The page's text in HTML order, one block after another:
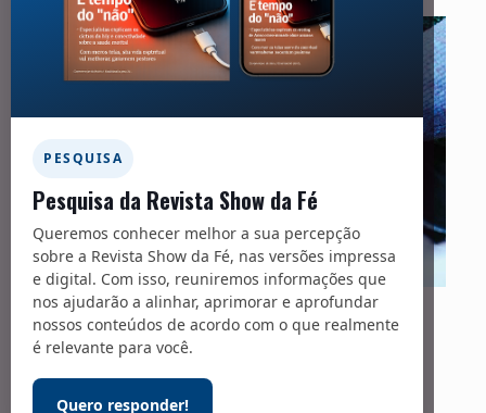
PESQUISA
Pesquisa da Revista Show da Fé
Queremos conhecer melhor a sua percepção
sobre a Revista Show da Fé, nas versões impressa
e digital. Com isso, reuniremos informações que
nos ajudarão a alinhar, aprimorar e aprofundar
nossos conteúdos de acordo com o que realmente
é relevante para você.
Quero responder!
Foto: Arte sobre foto de Hannah Busing / Unsplash
Amizade